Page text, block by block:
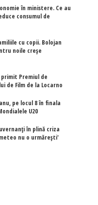
în ministere. Ce au
consumul de
cu copii. Bolojan
noile creșe
Premiul de
de Film de la Locarno
pe locul 8 în finala
U20
în plină criza
nu o urmărești'